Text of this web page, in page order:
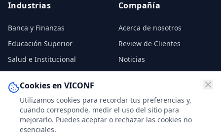
Industrias
Banca y Finanzas
Educación Superior
Salud e Institucional
Gobierno
Real Estate Comercial
Compañía
Acerca de nosotros
Review de Clientes
Noticias
Contratos
Cookies en VICONF
Utilizamos cookies para recordar tus preferencias y,
cuando corresponde, medir el uso del sitio para
mejorarlo. Puedes aceptar o rechazar las cookies no
esenciales.